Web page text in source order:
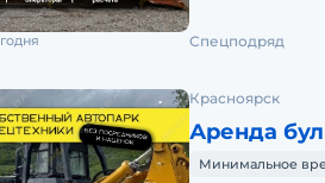
Спецподряд
Красноярск
Аренда
Минимальное